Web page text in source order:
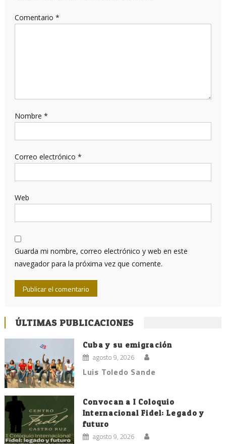
Comentario *
Nombre *
Correo electrónico *
Web
Guarda mi nombre, correo electrónico y web en este
navegador para la próxima vez que comente.
ÚLTIMAS PUBLICACIONES
Cuba y su emigración
agosto 9, 2026
Luis Toledo Sande
Convocan a I Coloquio
Internacional Fidel: Legado y
futuro
agosto 9, 2026